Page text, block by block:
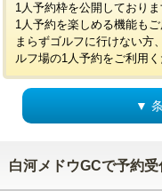
1人予約枠を公開しておりま
1人予約を楽しめる機能も
まらずゴルフに行けない方
ルフ場の1人予約をご利用く
▼
白河メドウGCで予約